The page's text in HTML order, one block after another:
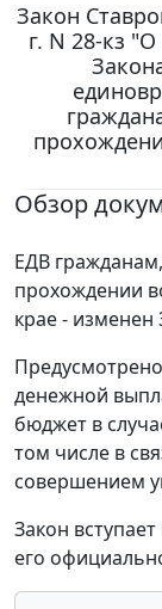
Закон
г. N 28-кз
Обзор
ЕДВ
прохождении
крае - изменен
денежной
бюджет в
том числе в
совершением
Закон
его